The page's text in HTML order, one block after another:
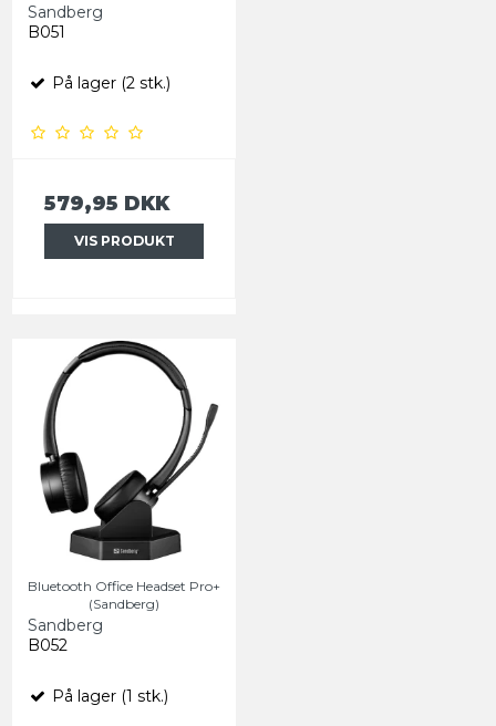
Sandberg
B051
På lager (2 stk.)
579,95 DKK
VIS PRODUKT
Bluetooth Office Headset Pro+
(Sandberg)
Sandberg
B052
På lager (1 stk.)